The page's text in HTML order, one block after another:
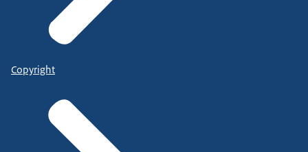
Copyright